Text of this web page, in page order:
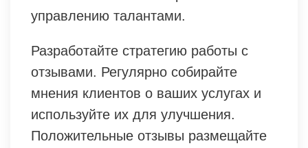
управлению талантами.
Разработайте стратегию работы с
отзывами. Регулярно собирайте
мнения клиентов о ваших услугах и
используйте их для улучшения.
Положительные отзывы размещайте